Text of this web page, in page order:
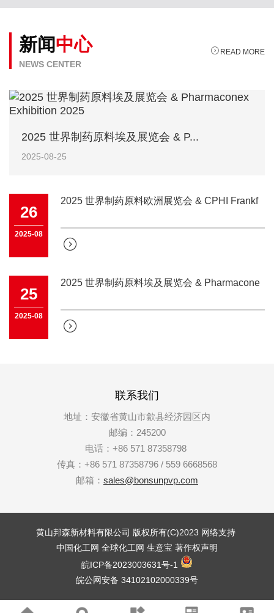
新闻中心
NEWS CENTER
READ MORE

2025 世界制药原料埃及展览会 & P...
2025-08-25
26
2025-08
2025 世界制药原料欧洲展览会 & CPHI Frankf

25
2025-08
2025 世界制药原料埃及展览会 & Pharmacone

联系我们
地址：安徽省黄山市歙县经济园区内
邮编：245200
电话：+86 571 87358798
传真：+86 571 87358796 / 559 6668568
邮箱： sales@bonsunpvp.com
黄山邦森新材料有限公司 版权所有(C)2023 网络支持
中国化工网 全球化工网 生意宝 著作权声明
皖ICP备2023003631号-1
皖公网安备 34102102000339号